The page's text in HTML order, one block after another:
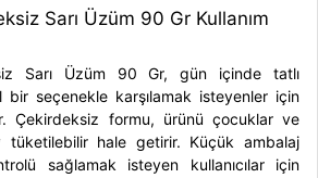
Sarı Üzüm 90 Gr Kullanım
Sarı Üzüm 90 Gr, gün içinde tatlı
bir seçenekle karşılamak isteyenler için
Çekirdeksiz formu, ürünü çocuklar ve
tüketilebilir hale getirir. Küçük ambalaj
sağlamak isteyen kullanıcılar için